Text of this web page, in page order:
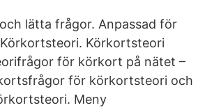
lätta frågor. Anpassad för
Körkortsteori
för körkort på nätet –
för körkortsteori och
Meny